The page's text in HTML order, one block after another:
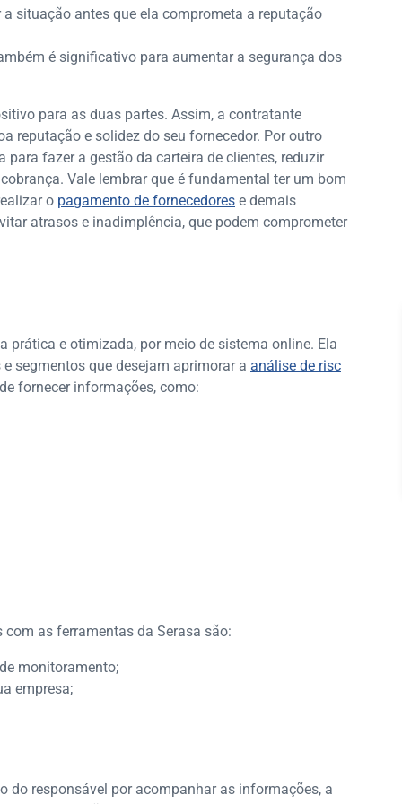
situação antes que ela comprometa a reputação
é significativo para aumentar a segurança dos
para as duas partes. Assim, a contratante
reputação e solidez do seu fornecedor. Por outro
fazer a gestão da carteira de clientes, reduzir
Vale lembrar que é fundamental ter um bom
o pagamento de fornecedores e demais
atrasos e inadimplência, que podem comprometer
e otimizada, por meio de sistema online. Ela
segmentos que desejam aprimorar a análise de risc
fornecer informações, como:
as ferramentas da Serasa são:
monitoramento;
empresa;
do responsável por acompanhar as informações, a